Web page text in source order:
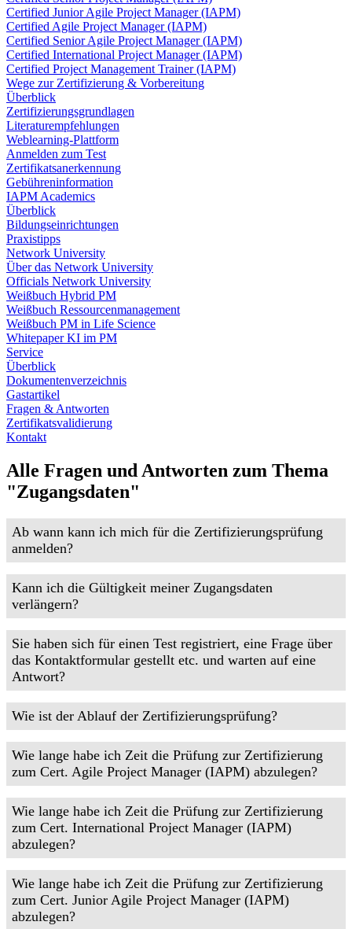
Certified Junior Agile Project Manager (IAPM)
Certified Agile Project Manager (IAPM)
Certified Senior Agile Project Manager (IAPM)
Certified International Project Manager (IAPM)
Certified Project Management Trainer (IAPM)
Wege zur Zertifizierung & Vorbereitung
Überblick
Zertifizierungsgrundlagen
Literaturempfehlungen
Weblearning-Plattform
Anmelden zum Test
Zertifikatsanerkennung
Gebühreninformation
IAPM Academics
Überblick
Bildungseinrichtungen
Praxistipps
Network University
Über das Network University
Officials Network University
Weißbuch Hybrid PM
Weißbuch Ressourcenmanagement
Weißbuch PM in Life Science
Whitepaper KI im PM
Service
Überblick
Dokumentenverzeichnis
Gastartikel
Fragen & Antworten
Zertifikatsvalidierung
Kontakt
Alle Fragen und Antworten zum Thema
"Zugangsdaten"
Ab wann kann ich mich für die Zertifizierungsprüfung
anmelden?
Kann ich die Gültigkeit meiner Zugangsdaten
verlängern?
Sie haben sich für einen Test registriert, eine Frage über
das Kontaktformular gestellt etc. und warten auf eine
Antwort?
Wie ist der Ablauf der Zertifizierungsprüfung?
Wie lange habe ich Zeit die Prüfung zur Zertifizierung
zum Cert. Agile Project Manager (IAPM) abzulegen?
Wie lange habe ich Zeit die Prüfung zur Zertifizierung
zum Cert. International Project Manager (IAPM)
abzulegen?
Wie lange habe ich Zeit die Prüfung zur Zertifizierung
zum Cert. Junior Agile Project Manager (IAPM)
abzulegen?